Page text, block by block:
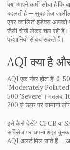
क्या आपने कभी सोचा है कि
बदलती है — सुबह तेज
एयर क्वालिटी इंडेक्स आपको
जैसी चीजें लेकर चल रही है।
परेशानियों से बच सकते हैं।
AQI क्या है
AQI एक नंबर होता है: 0-
'Moderately
500 'Severe'। मतलब,
200 से ऊपर पर सामान्य
इसे कैसे देखें? CPCB या
सर्विसेज पर अपना शहर
AQI अलर्ट मिल जाते हैं —